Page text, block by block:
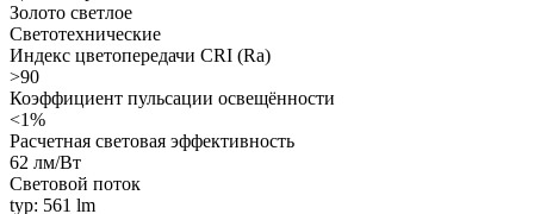
Золото светлое
Светотехнические
Индекс цветопередачи CRI (Ra)
>90
Коэффициент пульсации освещённости
<1%
Расчетная световая эффективность
62 лм/Вт
Световой поток
typ: 561 lm